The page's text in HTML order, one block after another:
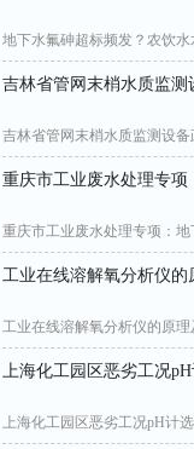
地下水氟砷超标频发？农饮
吉林省管网末梢水质监
吉林省管网末梢水质监测设
重庆市工业废水处理专
重庆市工业废水处理专项：
工业在线溶解氧分析仪的
工业在线溶解氧分析仪的原
上海化工园区恶劣工况
上海化工园区恶劣工况pH计